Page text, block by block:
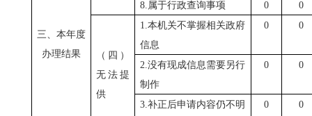
三、本年度
办理结果
8.属于行政查询事项
0 0
（四）
无法提
供
1.本机关不掌握相关政府
信息
0 0
2.没有现成信息需要另行
制作
0 0
3.补正后申请内容仍不明
0 0